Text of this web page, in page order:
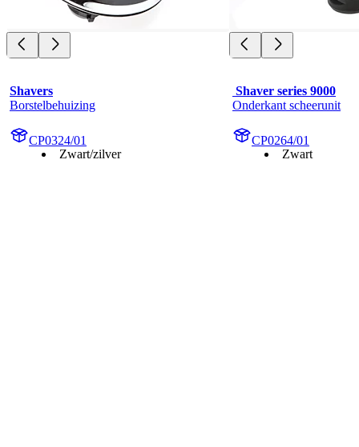
Shavers
Borstelbehuizing
CP0324/01
Zwart/zilver
Shaver series 9000
Onderkant scheerunit
CP0264/01
Zwart